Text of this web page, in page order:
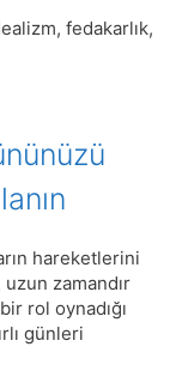
fedakarlık,
hareketlerini
zamandır
rol oynadığı
günleri